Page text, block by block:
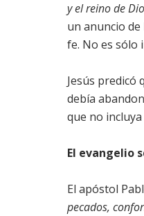
y el reino de
un anuncio
fe. No es sólo
Jesús predicó
debía
que no
El evangelio
El apóstol
pecados,